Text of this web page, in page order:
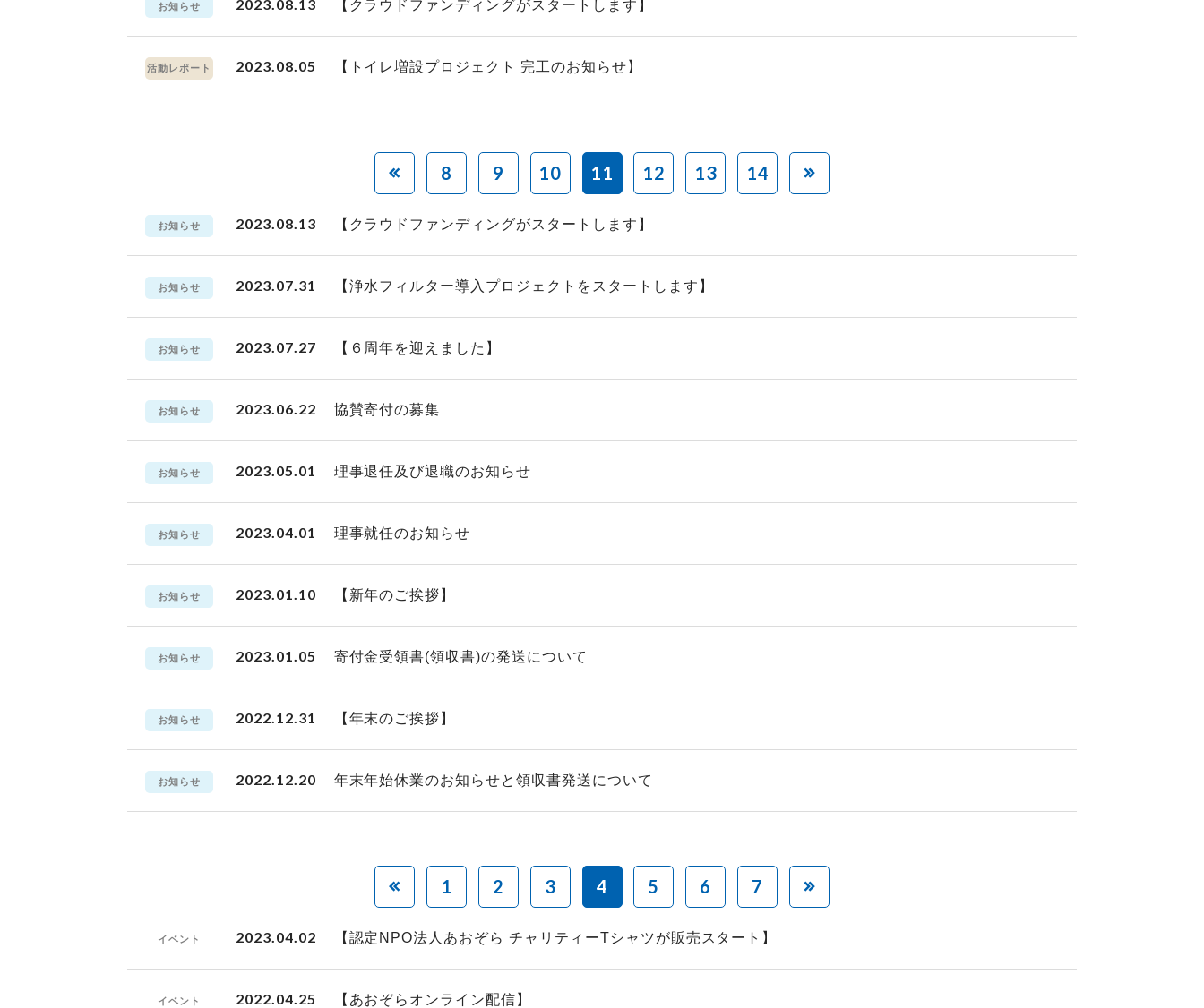
お知らせ 2023.08.13 【クラウドファンディングがスタートします】
活動レポート 2023.08.05 【トイレ増設プロジェクト 完工のお知らせ】
8 9 10 11 12 13 14
お知らせ 2023.08.13 【クラウドファンディングがスタートします】
お知らせ 2023.07.31 【浄水フィルター導入プロジェクトをスタートします】
お知らせ 2023.07.27 【６周年を迎えました】
お知らせ 2023.06.22 協賛寄付の募集
お知らせ 2023.05.01 理事退任及び退職のお知らせ
お知らせ 2023.04.01 理事就任のお知らせ
お知らせ 2023.01.10 【新年のご挨拶】
お知らせ 2023.01.05 寄付金受領書(領収書)の発送について
お知らせ 2022.12.31 【年末のご挨拶】
お知らせ 2022.12.20 年末年始休業のお知らせと領収書発送について
1 2 3 4 5 6 7
イベント 2023.04.02 【認定NPO法人あおぞら チャリティーTシャツが販売スタート】
イベント 2022.04.25 【あおぞらオンライン配信】